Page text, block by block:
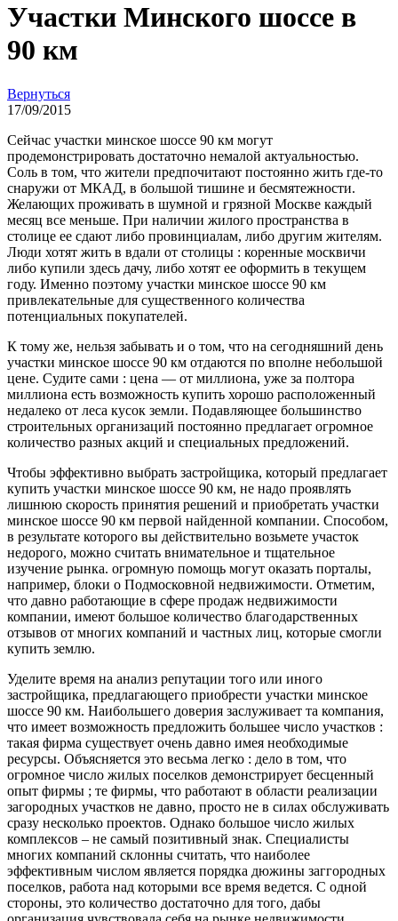
Участки Минского шоссе в
90 км
Вернуться
17/09/2015
Сейчас участки минское шоссе 90 км могут
продемонстрировать достаточно немалой актуальностью.
Соль в том, что жители предпочитают постоянно жить где-то
снаружи от МКАД, в большой тишине и бесмятежности.
Желающих проживать в шумной и грязной Москве каждый
месяц все меньше. При наличии жилого пространства в
столице ее сдают либо провинциалам, либо другим жителям.
Люди хотят жить в вдали от столицы : коренные москвичи
либо купили здесь дачу, либо хотят ее оформить в текущем
году. Именно поэтому участки минское шоссе 90 км
привлекательные для существенного количества
потенциальных покупателей.
К тому же, нельзя забывать и о том, что на сегодняшний день
участки минское шоссе 90 км отдаются по вполне небольшой
цене. Судите сами : цена — от миллиона, уже за полтора
миллиона есть возможность купить хорошо расположенный
недалеко от леса кусок земли. Подавляющее большинство
строительных организаций постоянно предлагает огромное
количество разных акций и специальных предложений.
Чтобы эффективно выбрать застройщика, который предлагает
купить участки минское шоссе 90 км, не надо проявлять
лишнюю скорость принятия решений и приобретать участки
минское шоссе 90 км первой найденной компании. Способом,
в результате которого вы действительно возьмете участок
недорого, можно считать внимательное и тщательное
изучение рынка. огромную помощь могут оказать порталы,
например, блоки о Подмосковной недвижимости. Отметим,
что давно работающие в сфере продаж недвижимости
компании, имеют большое количество благодарственных
отзывов от многих компаний и частных лиц, которые смогли
купить землю.
Уделите время на анализ репутации того или иного
застройщика, предлагающего приобрести участки минское
шоссе 90 км. Наибольшего доверия заслуживает та компания,
что имеет возможность предложить большее число участков :
такая фирма существует очень давно имея необходимые
ресурсы. Объясняется это весьма легко : дело в том, что
огромное число жилых поселков демонстрирует бесценный
опыт фирмы ; те фирмы, что работают в области реализации
загородных участков не давно, просто не в силах обслуживать
сразу несколько проектов. Однако большое число жилых
комплексов – не самый позитивный знак. Специалисты
многих компаний склонны считать, что наиболее
эффективным числом является порядка дюжины заггородных
поселков, работа над которыми все время ведется. С одной
стороны, это количество достаточно для того, дабы